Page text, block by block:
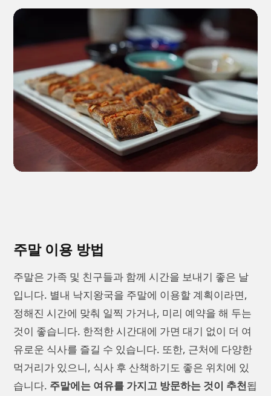
주말 이용 방법
주말은 가족 및 친구들과 함께 시간을 보내기 좋은 날
입니다. 별내 낙지왕국을 주말에 이용할 계획이라면,
정해진 시간에 맞춰 일찍 가거나, 미리 예약을 해 두는
것이 좋습니다. 한적한 시간대에 가면 대기 없이 더 여
유로운 식사를 즐길 수 있습니다. 또한, 근처에 다양한
먹거리가 있으니, 식사 후 산책하기도 좋은 위치에 있
습니다. 주말에는 여유를 가지고 방문하는 것이 추천됩